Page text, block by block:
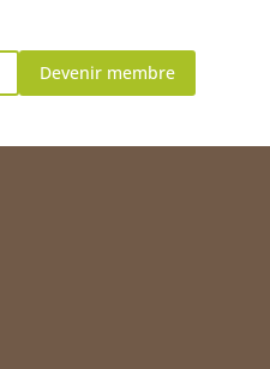
Devenir membre